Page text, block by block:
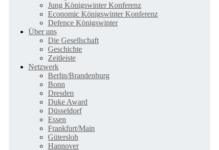
Jung Königswinter Konferenz
Economic Königswinter Konferenz
Defence Königswinter
Über uns
Die Gesellschaft
Geschichte
Zeitleiste
Netzwerk
Berlin/Brandenburg
Bonn
Dresden
Duke Award
Düsseldorf
Essen
Frankfurt/Main
Gütersloh
Hannover